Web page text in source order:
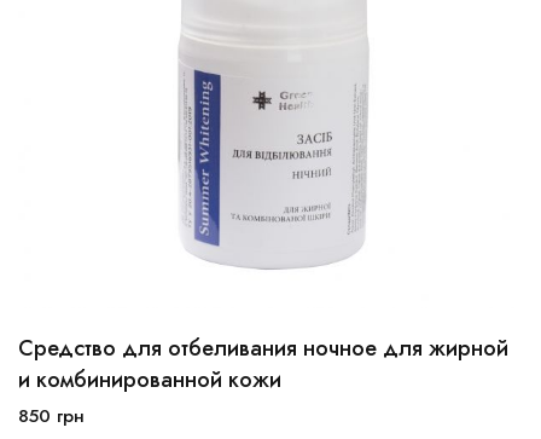
30мл
Средство для отбеливания ночное для жирной
и комбинированной кожи
850 грн